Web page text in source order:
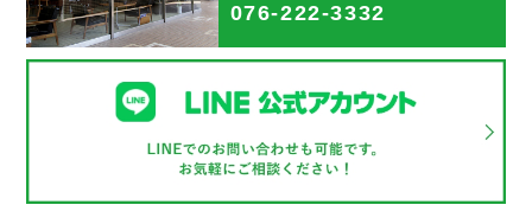
076-222-3332